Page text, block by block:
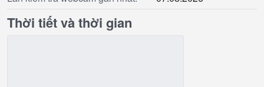
Thời tiết và thời gian